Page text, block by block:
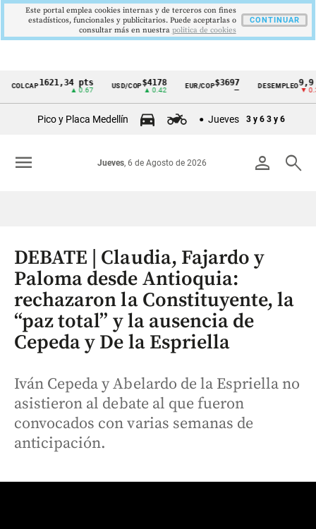
Cintillo
Colombia
1621,34 pts
▲ 0.67
USD/COP $4178
▲ 0.42
EUR/COP$3697 DESEMPLEO9,9 %
▼ 0.30
Pico y Placa Medellín Jueves 3 y 6 3 y 6
person search
Jueves, 6 de Agosto de 2026
menu
DEBATE | Claudia, Fajardo y
Paloma desde Antioquia:
rechazaron la Constituyente, la
“paz total” y la ausencia de
Cepeda y De la Espriella
Iván Cepeda y Abelardo de la Espriella no
asistieron al debate al que fueron
convocados con varias semanas de
anticipación.
Este portal emplea cookies internas y de terceros con fines
estadísticos, funcionales y publicitarios. Puede aceptarlas o
consultar más en nuestra politica de cookies
CONTINUAR